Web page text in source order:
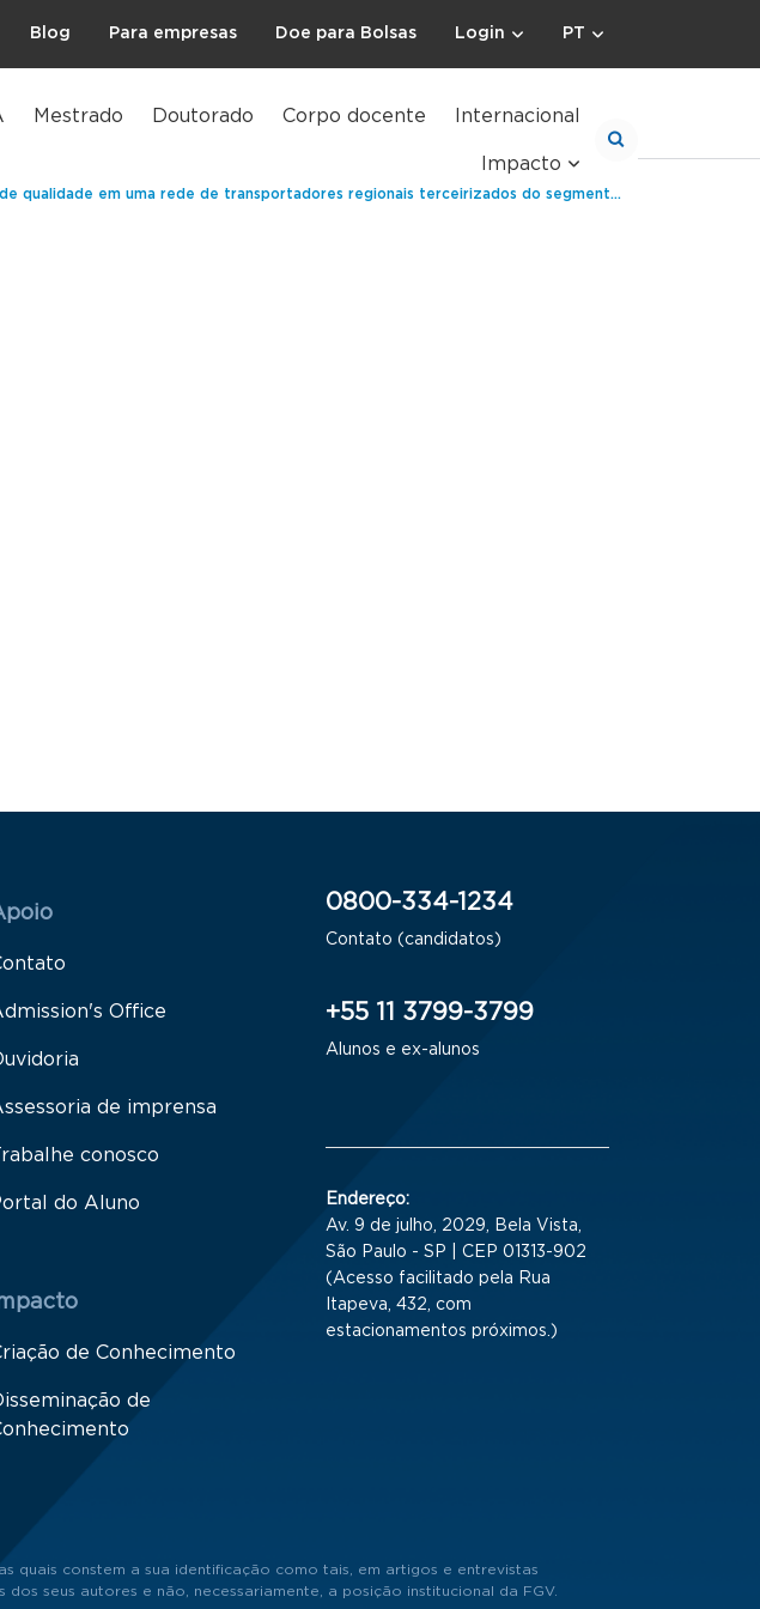
Blog Para empresas Doe para Bolsas Login PT
Mestrado Doutorado Corpo docente Internacional
Impacto
em uma rede de transportadores regionais terceirizados do segmento de e-commerce
2
Office
de imprensa
conosco
do Aluno
de Conhecimento
de
0800-334-1234
Contato (candidatos)
+55 11 3799-3799
Alunos e ex-alunos
Endereço:
Av. 9 de julho, 2029, Bela Vista,
São Paulo - SP | CEP 01313-902
(Acesso facilitado pela Rua
Itapeva, 432, com
estacionamentos próximos.)
quais constem a sua identificação como tais, em artigos e entrevistas
seus autores e não, necessariamente, a posição institucional da FGV.